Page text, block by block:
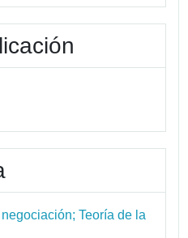
Teoría de la